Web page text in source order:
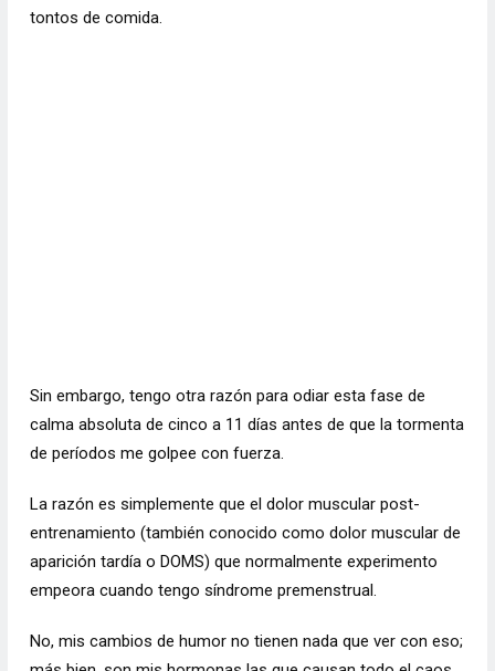
tontos de comida.
Sin embargo, tengo otra razón para odiar esta fase de
calma absoluta de cinco a 11 días antes de que la tormenta
de períodos me golpee con fuerza.
La razón es simplemente que el dolor muscular post-
entrenamiento (también conocido como dolor muscular de
aparición tardía o DOMS) que normalmente experimento
empeora cuando tengo síndrome premenstrual.
No, mis cambios de humor no tienen nada que ver con eso;